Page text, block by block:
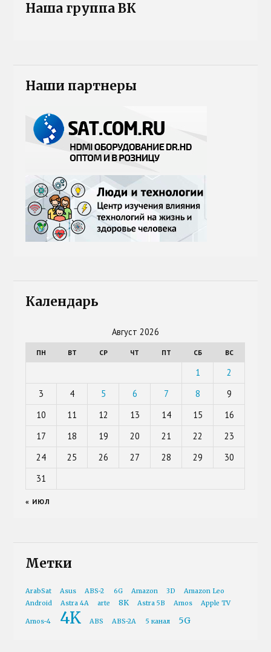
Наша группа ВК
Наши партнеры
Календарь
Август 2026
ПН ВТ СР ЧТ ПТ СБ ВС
1
2
3
4 5 6 7 8
9
10
11 12 13 14 15
16
17
18 19 20 21 22
23
24
25 26 27 28 29
30
31
« ИЮЛ
Метки
ArabSat Asus ABS-2 6G Amazon 3D
Amazon Leo
Android
Astra 4A arte 8K Astra 5B Amos Apple TV
Amos-4 4K ABS ABS-2A 5 канал 5G